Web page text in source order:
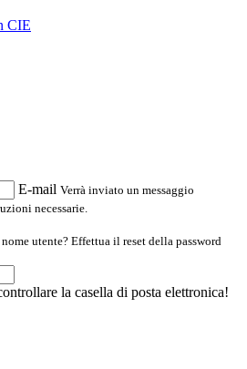
CIE
E-mail Verrà inviato un messaggio
necessarie.
utente? Effettua il reset della password
la casella di posta elettronica!